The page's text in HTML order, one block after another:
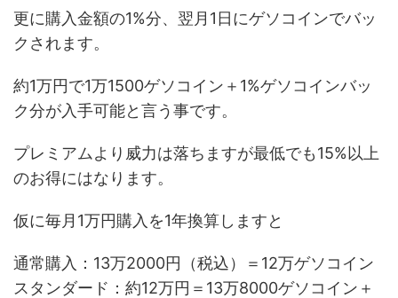
更に購入金額の1%分、翌月1日にゲソコインでバッ
クされます。
約1万円で1万1500ゲソコイン＋1%ゲソコインバッ
ク分が入手可能と言う事です。
プレミアムより威力は落ちますが最低でも15%以上
のお得にはなります。
仮に毎月1万円購入を1年換算しますと
通常購入：13万2000円（税込）＝12万ゲソコイン
スタンダード：約12万円＝13万8000ゲソコイン＋